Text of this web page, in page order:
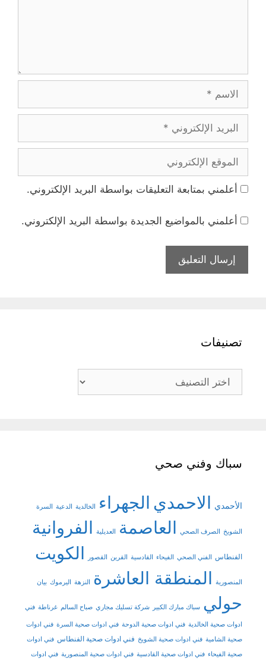
الإلكتروني
الإلكتروني
أعلمني بمتابعة التعليقات بواسطة البريد الإلكتروني.
أعلمني بالمواضيع الجديدة بواسطة البريد الإلكتروني.
تصنيفات
تصنيفات
سباك وفني صحي
الأحمدي الاحمدي الجهراء الخالدية الدعية السرة
الشويخ الصرف الصحي العاصمة العديلية الفروانية
الفنطاس الفني الصحي الفيحاء القادسية القرين القصور الكويت
المنصورية المنطقة العاشرة النزهة اليرموك بيان
حولي سباك مبارك الكبير شركة تسليك مجاري صباح السالم غرناطة فني
ادوات صحية الخالدية فني ادوات صحية الدوحة فني ادوات صحية السرة فني ادوات
صحية الشامية فني ادوات صحية الشويخ فني ادوات صحية الفنطاس فني ادوات
صحية الفيحاء فني ادوات صحية القادسية فني ادوات صحية المنصورية فني ادوات